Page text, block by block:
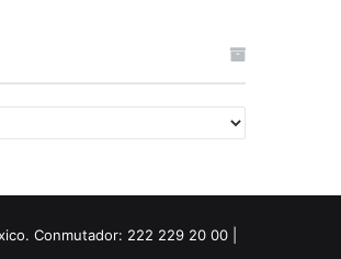
Conmutador: 222 229 20 00 |